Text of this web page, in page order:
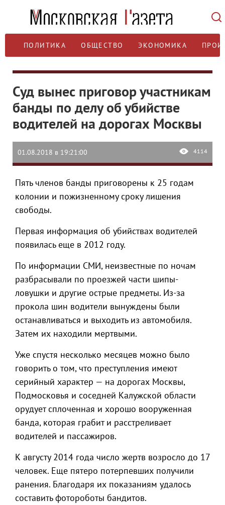
ПОЛИТИКА ОБЩЕСТВО ЭКОНОМИКА
Суд вынес приговор участникам
банды по делу об убийстве
водителей на дорогах Москвы
01.08.2018 в 19:21:00 4114
Пять членов банды приговорены к 25 годам
колонии и пожизненному сроку лишения
свободы.
Первая информация об убийствах водителей
появилась еще в 2012 году.
По информации СМИ, неизвестные по ночам
разбрасывали по проезжей части шипы-
ловушки и другие острые предметы. Из-за
прокола шин водители вынуждены были
останавливаться и выходить из автомобиля.
Затем их находили мертвыми.
Уже спустя несколько месяцев можно было
говорить о том, что преступления имеют
серийный характер — на дорогах Москвы,
Подмосковья и соседней Калужской области
орудует сплоченная и хорошо вооруженная
банда, которая грабит и расстреливает
водителей и пассажиров.
К августу 2014 года число жертв возросло до 17
человек. Еще пятеро потерпевших получили
ранения. Благодаря их показаниям удалось
составить фотороботы бандитов.